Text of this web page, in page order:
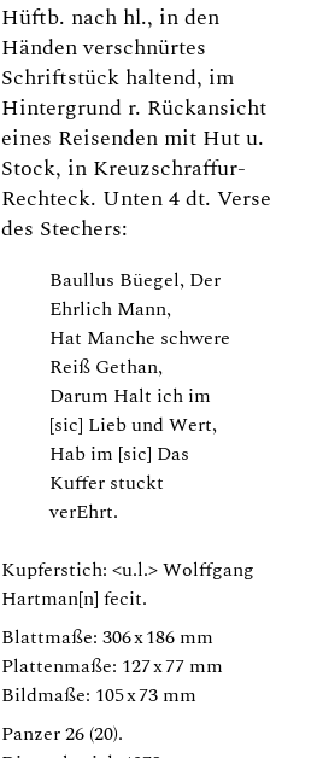
Hüftb. nach hl., in den
Händen verschnürtes
Schriftstück haltend, im
Hintergrund r. Rückansicht
eines Reisenden mit Hut u.
Stock, in Kreuzschraffur-
Rechteck. Unten 4 dt. Verse
des Stechers:
Baullus Büegel, Der
Ehrlich Mann,
Hat Manche schwere
Reiß Gethan,
Darum Halt ich im
[sic] Lieb und Wert,
Hab im [sic] Das
Kuffer stuckt
verEhrt.
Kupferstich: <u.l.> Wolffgang
Hartman[n] fecit.
Blattmaße: 306 x 186 mm
Plattenmaße: 127 x 77 mm
Bildmaße: 105 x 73 mm
Panzer 26 (20).